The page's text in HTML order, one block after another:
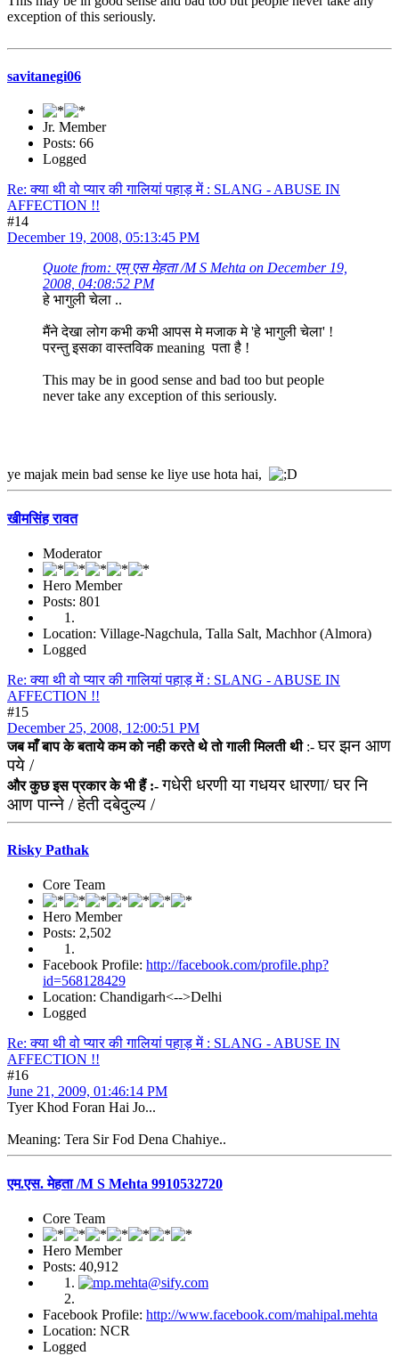
exception of this seriously.
savitanegi06
Jr. Member
Posts: 66
Logged
Re: क्या थी वो प्यार की गालियां पहाड़ में : SLANG - ABUSE IN
AFFECTION !!
#14
December 19, 2008, 05:13:45 PM
Quote from: एम् एस मेहता /M S Mehta on December 19,
2008, 04:08:52 PM
हे भागुली चेला ..
मैंने देखा लोग कभी कभी आपस मे मजाक मे 'हे भागुली चेला' !
परन्तु इसका वास्तविक meaning पता है !
This may be in good sense and bad too but people
never take any exception of this seriously.
ye majak mein bad sense ke liye use hota hai,
खीमसिंह रावत
Moderator
Hero Member
Posts: 801
Location: Village-Nagchula, Talla Salt, Machhor (Almora)
Logged
Re: क्या थी वो प्यार की गालियां पहाड़ में : SLANG - ABUSE IN
AFFECTION !!
#15
December 25, 2008, 12:00:51 PM
जब माँ बाप के बताये कम को नही करते थे तो गाली मिलती थी:-घर झन आण
पये /
और कुछ इस प्रकार के भी हैं :-गधेरी धरणी या गधयर धारणा/ घर नि
आण पान्ने / हेती दबेदुल्य /
Risky Pathak
Core Team
Hero Member
Posts: 2,502
Facebook Profile: http://facebook.com/profile.php?
id=568128429
Location: Chandigarh<-->Delhi
Logged
Re: क्या थी वो प्यार की गालियां पहाड़ में : SLANG - ABUSE IN
AFFECTION !!
#16
June 21, 2009, 01:46:14 PM
Tyer Khod Foran Hai Jo...
Meaning: Tera Sir Fod Dena Chahiye..
एम.एस. मेहता /M S Mehta 9910532720
Core Team
Hero Member
Posts: 40,912
Facebook Profile: http://www.facebook.com/mahipal.mehta
Location: NCR
Logged